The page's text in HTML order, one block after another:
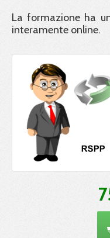
La formazione ha
interamente online.